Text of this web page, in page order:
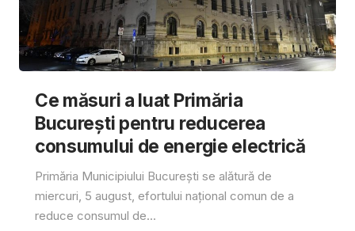
Ce măsuri a luat Primăria
București pentru reducerea
consumului de energie electrică
Primăria Municipiului București se alătură de
miercuri, 5 august, efortului național comun de a
reduce consumul de...